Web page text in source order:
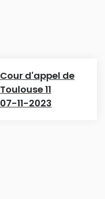
Cour d'appel de
Toulouse 11
07-11-2023